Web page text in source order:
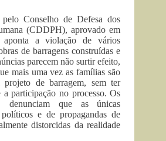
Conselho de Defesa dos
(CDDPH), aprovado em
a violação de vários
de barragens construídas e
parecem não surtir efeito,
mais uma vez as famílias são
projeto de barragem, sem ter
participação no processo. Os
que as únicas
e de propagandas de
distorcidas da realidade